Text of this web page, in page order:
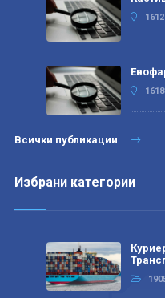
Всички публикации
Избрани категории